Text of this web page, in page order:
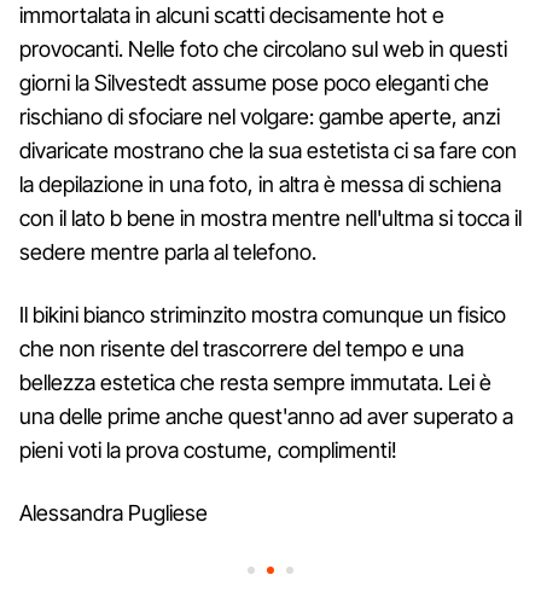
immortalata in alcuni scatti decisamente hot e
provocanti. Nelle foto che circolano sul web in questi
giorni la Silvestedt assume pose poco eleganti che
rischiano di sfociare nel volgare: gambe aperte, anzi
divaricate mostrano che la sua estetista ci sa fare con
la depilazione in una foto, in altra è messa di schiena
con il lato b bene in mostra mentre nell'ultma si tocca il
sedere mentre parla al telefono.
Il bikini bianco striminzito mostra comunque un fisico
che non risente del trascorrere del tempo e una
bellezza estetica che resta sempre immutata. Lei è
una delle prime anche quest'anno ad aver superato a
pieni voti la prova costume, complimenti!
Alessandra Pugliese